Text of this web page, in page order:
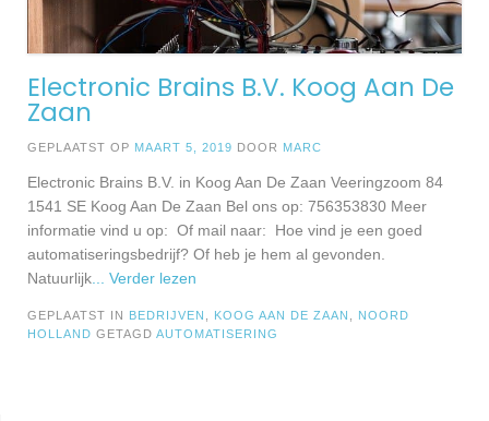
Electronic Brains B.V. Koog Aan De
Zaan
GEPLAATST OP MAART 5, 2019 DOOR MARC
Electronic Brains B.V. in Koog Aan De Zaan Veeringzoom 84
1541 SE Koog Aan De Zaan Bel ons op: 756353830 Meer
informatie vind u op: Of mail naar: Hoe vind je een goed
automatiseringsbedrijf? Of heb je hem al gevonden.
Natuurlijk ... Verder lezen
GEPLAATST IN BEDRIJVEN KOOG AAN DE ZAAN
NOORD
HOLLAND GETAGD AUTOMATISERING